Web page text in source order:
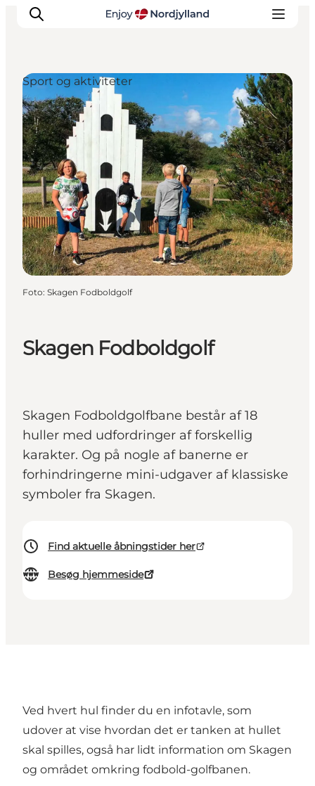
Oplevelser og aktiviteter
Planlæg din tur
Byer og steder
Guides
Det sker
For børn
Skagen Fodboldgolf
Skagen Fodboldgolfbane består af 18
huller med udfordringer af forskellig
karakter. Og på nogle af banerne er
forhindringerne mini-udgaver af klassiske
symboler fra Skagen.
Find aktuelle åbningstider her
Besøg hjemmeside
Sport og aktiviteter
Foto: Skagen Fodboldgolf
Ved hvert hul finder du en infotavle, som
udover at vise hvordan det er tanken at hullet
skal spilles, også har lidt information om Skagen
og området omkring fodbold-golfbanen.